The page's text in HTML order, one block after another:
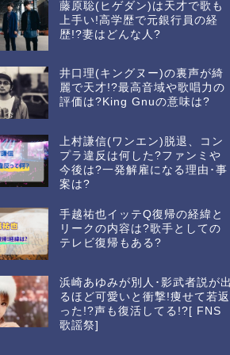
藤原聡(ヒゲダン)は天才で歌も
上手い!高学歴で元銀行員の経
歴!?妻はどんな人?
井口理(キングヌー)の裏声が綺
麗で天才!?最高音域や歌唱力の
評価は?King Gnuの意味は?
上村謙信(ワンエン)脱退、コン
プラ違反は何した?ファンミや
今後は?一発解雇になる理由･事
案は?
手越祐也イッテQ復帰の経緯と
リークの内容は?歌手としての
テレビ復帰もある?
浜崎あゆみが別人･影武者説が
るほど可愛いと衝撃!痩せて若返
った!?声も復活してる!?[ FNS
歌謡祭]